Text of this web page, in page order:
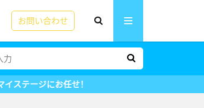
お問い合わせ